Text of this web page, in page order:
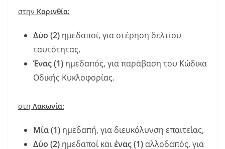
στην Κορινθία:
Δύο (2) ημεδαποί, για στέρηση δελτίου
ταυτότητας,
Ένας (1) ημεδαπός, για παράβαση του Κώδικα
Οδικής Κυκλοφορίας.
στη Λακωνία:
Μία (1) ημεδαπή, για διευκόλυνση επαιτείας,
Δύο (2) ημεδαποί καιένας (1) αλλοδαπός, για